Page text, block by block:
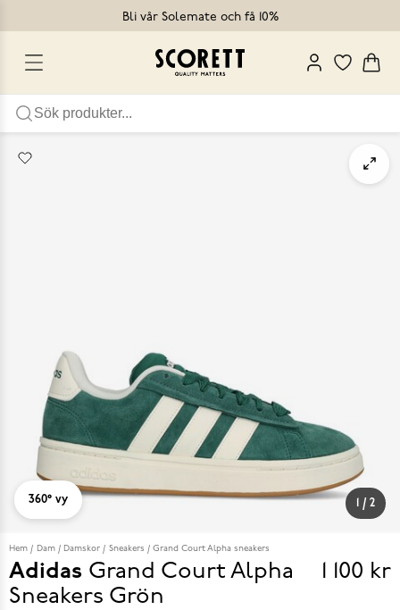
Bli vår Solemate och få 10%
/ 2
360° vy
Hem Dam Damskor Sneakers Grand Court Alpha sneakers
Adidas Grand Court Alpha
Sneakers Grön
Pris
1 100 kr